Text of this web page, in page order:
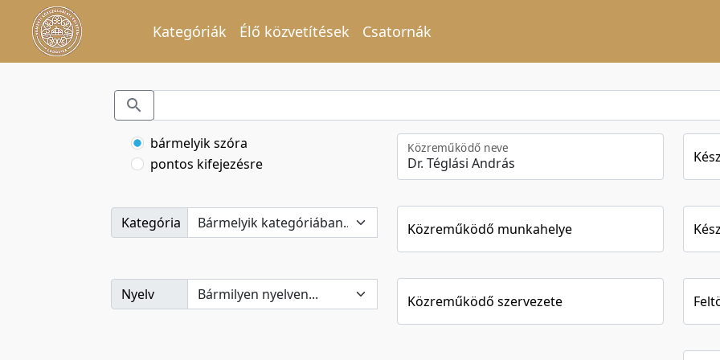
Kategóriák Élő közvetítések Csatornák
bármelyik szóra
pontos kifejezésre
Kategória
Nyelv
Közreműködő neve
Közreműködő munkahelye
Közreműködő szervezete